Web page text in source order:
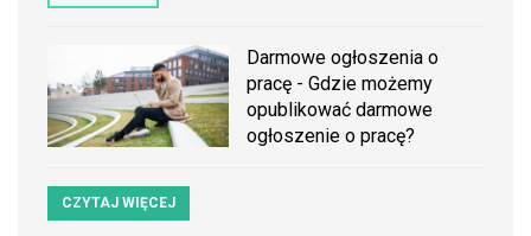
Darmowe ogłoszenia o
pracę - Gdzie możemy
opublikować darmowe
ogłoszenie o pracę?
CZYTAJ WIĘCEJ